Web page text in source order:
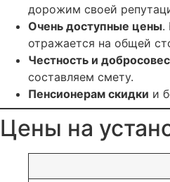
дорожим своей
Очень доступные цены.
отражается на общей
Честность и
составляем смету.
Пенсионерам скидки и
Цены на